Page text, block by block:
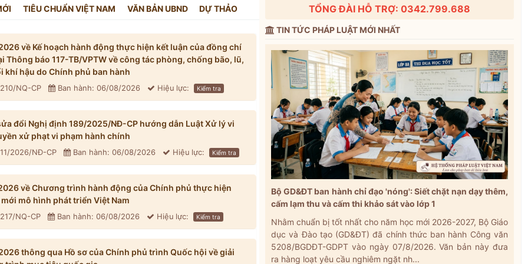
TIÊU CHUẨN VIỆT NAM VĂN BẢN UBND DỰ THẢO
về Kế hoạch hành động thực hiện kết luận của đồng chí
Thông báo 117-TB/VPTW về công tác phòng, chống bão, lũ,
khí hậu do Chính phủ ban hành
NQ-CP Ban hành: 06/08/2026 Hiệu lực: Kiểm tra
đổi Nghị định 189/2025/NĐ-CP hướng dẫn Luật Xử lý vi
xử phạt vi phạm hành chính
2026/NĐ-CP Ban hành: 06/08/2026 Hiệu lực: Kiểm tra
về Chương trình hành động của Chính phủ thực hiện
mô hình phát triển Việt Nam
NQ-CP Ban hành: 06/08/2026 Hiệu lực: Kiểm tra
thông qua Hồ sơ của Chính phủ trình Quốc hội về giải
TỔNG ĐÀI HỖ TRỢ: 0342.799.688
TIN TỨC PHÁP LUẬT MỚI NHẤT
Bộ GD&ĐT ban hành chỉ đạo 'nóng': Siết chặt nạn dạy thêm,
cấm lạm thu và cấm thi khảo sát vào lớp 1
Nhằm chuẩn bị tốt nhất cho năm học mới 2026-2027, Bộ Giáo
dục và Đào tạo (GD&ĐT) đã chính thức ban hành Công văn
5208/BGDĐT-GDPT vào ngày 07/8/2026. Văn bản này đưa
ra hàng loạt yêu cầu nghiêm ngặt nh...